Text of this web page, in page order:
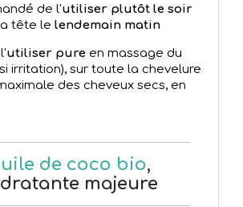
de l'utiliser plutôt le soir
tête le lendemain matin
utiliser pure en massage du
irritation), sur toute la chevelure
des cheveux secs, en
de coco bio,
majeure